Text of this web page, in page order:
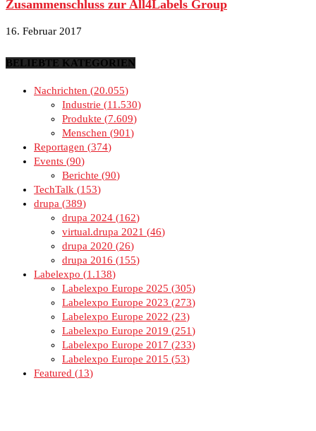
Zusammenschluss zur All4Labels Group
16. Februar 2017
BELIEBTE KATEGORIEN
Nachrichten
20.055
Industrie
11.530
Produkte
7.609
Menschen
901
Reportagen
374
Events 90
Berichte
90
TechTalk
153
drupa 389
drupa 2024
162
virtual.drupa 2021
46
drupa 2020
26
drupa 2016
155
Labelexpo
1.138
Labelexpo Europe 2025
305
Labelexpo Europe 2023
273
Labelexpo Europe 2022
23
Labelexpo Europe 2019
251
Labelexpo Europe 2017
233
Labelexpo Europe 2015
53
Featured
13